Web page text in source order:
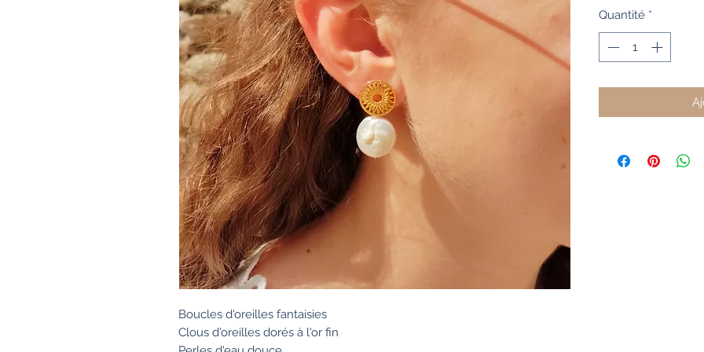
Boucles d'oreilles fantaisies
Clous d'oreilles dorés à l'or fin
Quantité *